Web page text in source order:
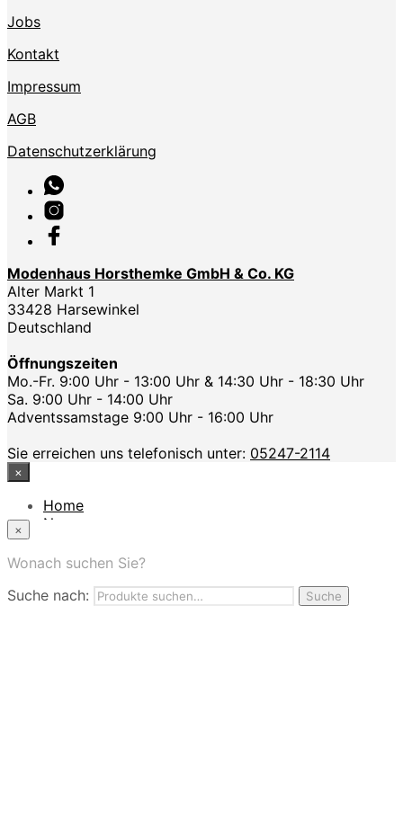
Jobs
Kontakt
Impressum
AGB
Datenschutzerklärung
Modenhaus Horsthemke GmbH & Co. KG
Alter Markt 1
33428 Harsewinkel
Deutschland
Öffnungszeiten
Mo.-Fr. 9:00 Uhr - 13:00 Uhr & 14:30 Uhr - 18:30 Uhr
Sa. 9:00 Uhr - 14:00 Uhr
Adventssamstage 9:00 Uhr - 16:00 Uhr
Sie erreichen uns telefonisch unter: 05247-2114
×
Home
News
App
Nutzungbedingungen
×
Wonach suchen Sie?
Suche nach:
Suche